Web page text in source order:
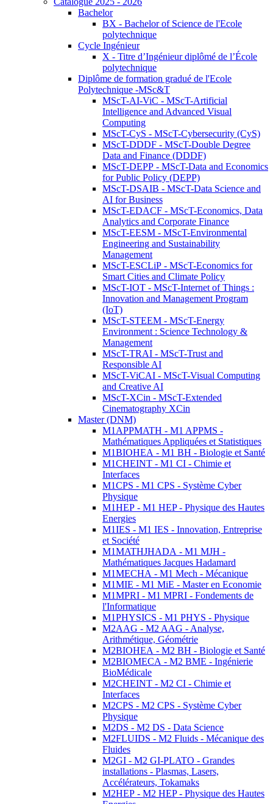
Bachelor
BX - Bachelor of Science de l'Ecole
polytechnique
Cycle Ingénieur
X - Titre d’Ingénieur diplômé de l’École
polytechnique
Diplôme de formation gradué de l'Ecole
Polytechnique -MSc&T
MScT-AI-ViC - MScT-Artificial
Intelligence and Advanced Visual
Computing
MScT-CyS - MScT-Cybersecurity (CyS)
MScT-DDDF - MScT-Double Degree
Data and Finance (DDDF)
MScT-DEPP - MScT-Data and Economics
for Public Policy (DEPP)
MScT-DSAIB - MScT-Data Science and
AI for Business
MScT-EDACF - MScT-Economics, Data
Analytics and Corporate Finance
MScT-EESM - MScT-Environmental
Engineering and Sustainability
Management
MScT-ESCLiP - MScT-Economics for
Smart Cities and Climate Policy
MScT-IOT - MScT-Internet of Things :
Innovation and Management Program
(IoT)
MScT-STEEM - MScT-Energy
Environment : Science Technology &
Management
MScT-TRAI - MScT-Trust and
Responsible AI
MScT-ViCAI - MScT-Visual Computing
and Creative AI
MScT-XCin - MScT-Extended
Cinematography XCin
Master (DNM)
M1APPMATH - M1 APPMS -
Mathématiques Appliquées et Statistiques
M1BIOHEA - M1 BH - Biologie et Santé
M1CHEINT - M1 CI - Chimie et
Interfaces
M1CPS - M1 CPS - Système Cyber
Physique
M1HEP - M1 HEP - Physique des Hautes
Energies
M1IES - M1 IES - Innovation, Entreprise
et Société
M1MATHJHADA - M1 MJH -
Mathématiques Jacques Hadamard
M1MECHA - M1 Mech - Mécanique
M1MIE - M1 MiE - Master en Economie
M1MPRI - M1 MPRI - Fondements de
l'Informatique
M1PHYSICS - M1 PHYS - Physique
M2AAG - M2 AAG - Analyse,
Arithmétique, Géométrie
M2BIOHEA - M2 BH - Biologie et Santé
M2BIOMECA - M2 BME - Ingénierie
BioMédicale
M2CHEINT - M2 CI - Chimie et
Interfaces
M2CPS - M2 CPS - Système Cyber
Physique
M2DS - M2 DS - Data Science
M2FLUIDS - M2 Fluids - Mécanique des
Fluides
M2GI - M2 GI-PLATO - Grandes
installations - Plasmas, Lasers,
Accélérateurs, Tokamaks
M2HEP - M2 HEP - Physique des Hautes